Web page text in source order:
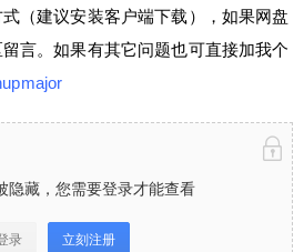
（建议安装客户端下载），如果网盘
言。如果有其它问题也可直接加我个
隐藏，您需要登录才能查看
录 立刻注册
微信号2：sketchupv